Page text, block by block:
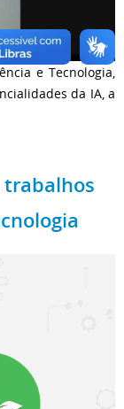
e Tecnologia,
da IA, a
trabalhos